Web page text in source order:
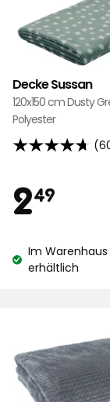
Decke Sussan
120x150 cm Dusty
Polyester
4.7
5
Sternen,
auf
609
Preis
249
€
Lagerbestand:
Im
erhältlich